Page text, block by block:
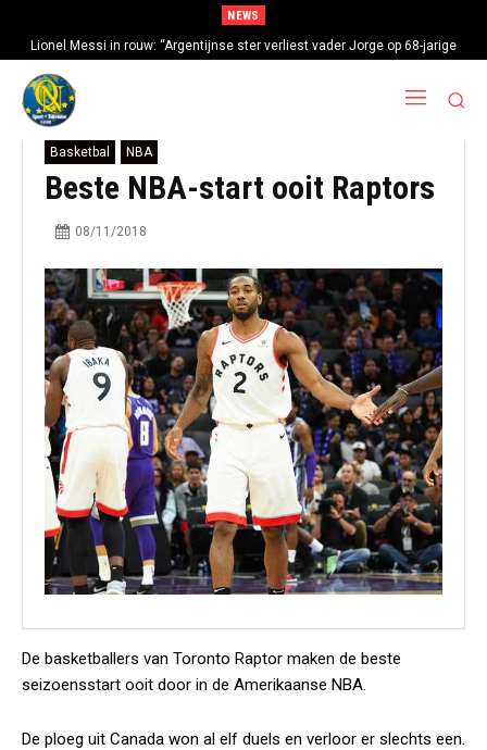
NEWS
Lionel Messi in rouw: “Argentijnse ster verliest vader Jorge op 68-jarige
leeftijd na gezondheidsproblemen”
Basketbal NBA
Beste NBA-start ooit Raptors
08/11/2018
De basketballers van Toronto Raptor maken de beste
seizoensstart ooit door in de Amerikaanse NBA.
De ploeg uit Canada won al elf duels en verloor er slechts een.